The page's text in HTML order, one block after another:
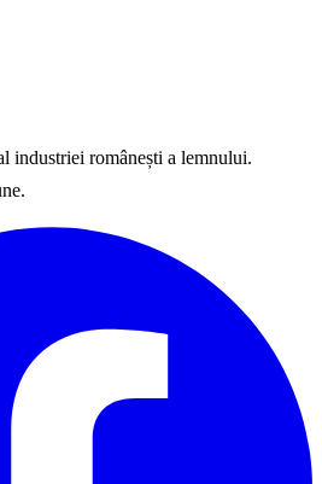
industriei românești a lemnului.